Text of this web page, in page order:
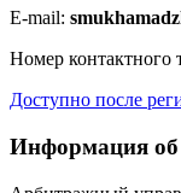
E-mail:
Номер контактного
Доступно после
Информация